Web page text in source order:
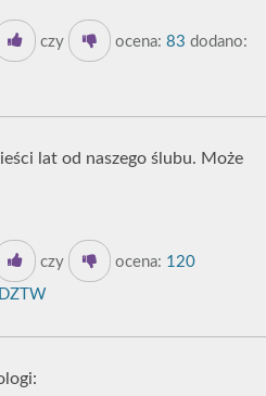
czy ocena: 83 dodano:
lat od naszego ślubu. Może
czy ocena: 120
DZTW